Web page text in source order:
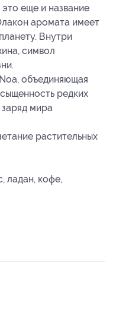
еще и название
аромата имеет
Внутри
символ
объединяющая
редких
мира
растительных
ладан, кофе,